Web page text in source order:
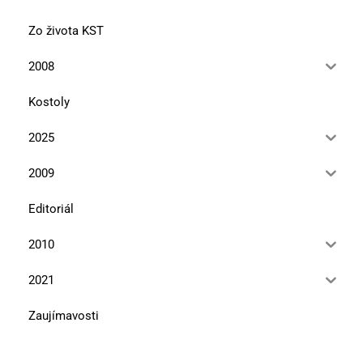
Zo života KST
2008
Kostoly
2025
2009
Editoriál
2010
2021
Zaujímavosti